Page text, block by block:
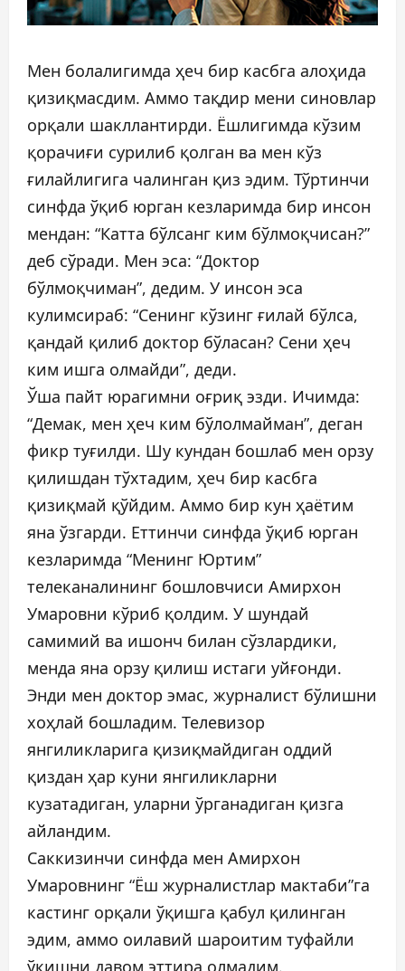
Мен болалигимда ҳеч бир касбга алоҳида
қизиқмасдим. Аммо тақдир мени синовлар
орқали шакллантирди. Ёшлигимда кўзим
қорачиғи сурилиб қолган ва мен кўз
ғилайлигига чалинган қиз эдим. Тўртинчи
синфда ўқиб юрган кезларимда бир инсон
мендан: “Катта бўлсанг ким бўлмоқчисан?”
деб сўради. Мен эса: “Доктор
бўлмоқчиман”, дедим. У инсон эса
кулимсираб: “Сенинг кўзинг ғилай бўлса,
қандай қилиб доктор бўласан? Сени ҳеч
ким ишга олмайди”, деди.
Ўша пайт юрагимни оғриқ эзди. Ичимда:
“Демак, мен ҳеч ким бўлолмайман”, деган
фикр туғилди. Шу кундан бошлаб мен орзу
қилишдан тўхтадим, ҳеч бир касбга
қизиқмай қўйдим. Аммо бир кун ҳаётим
яна ўзгарди. Еттинчи синфда ўқиб юрган
кезларимда “Менинг Юртим”
телеканалининг бошловчиси Амирхон
Умаровни кўриб қолдим. У шундай
самимий ва ишонч билан сўзлардики,
менда яна орзу қилиш истаги уйғонди.
Энди мен доктор эмас, журналист бўлишни
хоҳлай бошладим. Телевизор
янгиликларига қизиқмайдиган оддий
қиздан ҳар куни янгиликларни
кузатадиган, уларни ўрганадиган қизга
айландим.
Саккизинчи синфда мен Амирхон
Умаровнинг “Ёш журналистлар мактаби”га
кастинг орқали ўқишга қабул қилинган
эдим, аммо оилавий шароитим туфайли